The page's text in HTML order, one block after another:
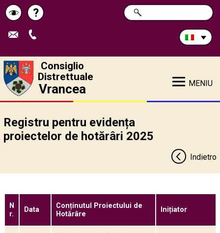
Schimbă
contrastul
Pagina
de
?
Cerca
nel
RICERCA
Consiglio
Distrettuale
Vrancea MENIU
Registru pentru evidența
proiectelor de hotărâri 2025
Indietro
N
r.
Data
Conținutul Proiectului de
Hotărâre
Inițiator